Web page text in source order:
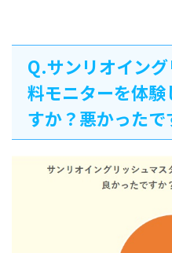
Q.サンリオイン
料モニターを体
すか？悪かったで